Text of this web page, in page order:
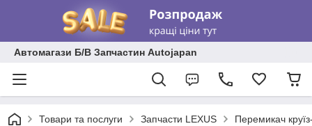
Автомагази Б/В Запчастин Autojapan
Товари та послуги Запчасти LEXUS Перемикач